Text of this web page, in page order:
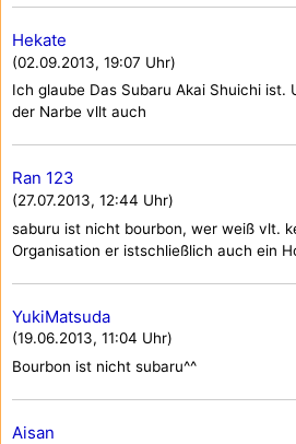
Hekate
(02.09.2013, 19:07 Uhr)
Ich glaube Das Subaru Akai Shuichi ist.
der Narbe vllt auch
Ran 123
(27.07.2013, 12:44 Uhr)
saburu ist nicht bourbon, wer weiß vlt.
Organisation er istschließlich auch ein
YukiMatsuda
(19.06.2013, 11:04 Uhr)
Bourbon ist nicht subaru^^
Aisan